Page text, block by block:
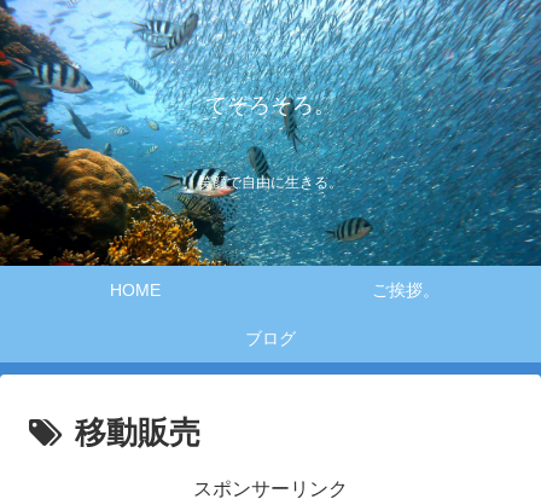
てそろそろ。
笑顔で自由に生きる。
HOME ご挨拶。
ブログ
移動販売
スポンサーリンク